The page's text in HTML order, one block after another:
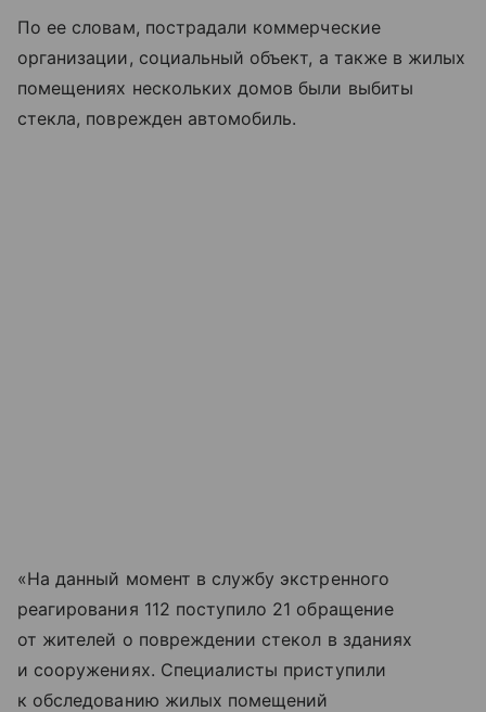
По ее словам, пострадали коммерческие
организации, социальный объект, а также в жилых
помещениях нескольких домов были выбиты
стекла, поврежден автомобиль.
«На данный момент в службу экстренного
реагирования 112 поступило 21 обращение
от жителей о повреждении стекол в зданиях
и сооружениях. Специалисты приступили
к обследованию жилых помещений